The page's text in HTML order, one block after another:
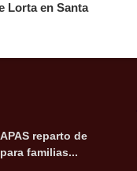
Lorta en Santa
reparto de
familias...